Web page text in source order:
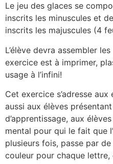
Le jeu des glaces se
inscrits les minuscules et
inscrits les majuscules (4
L’élève devra assembler
exercice est à imprimer,
usage à l’infini!
Cet exercice s’adresse
aussi aux élèves
d’apprentissage, aux
mental pour qui le fait que
plusieurs fois, passe par
couleur pour chaque lettre,